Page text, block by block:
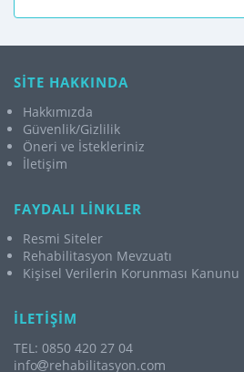
SİTE HAKKINDA
Hakkımızda
Güvenlik/Gizlilik
Öneri ve İstekleriniz
İletişim
FAYDALI LİNKLER
Resmi Siteler
Rehabilitasyon Mevzuatı
Kişisel Verilerin Korunması Kanunu
İLETİŞİM
TEL: 0850 420 27 04
info
rehabilitasyon.com